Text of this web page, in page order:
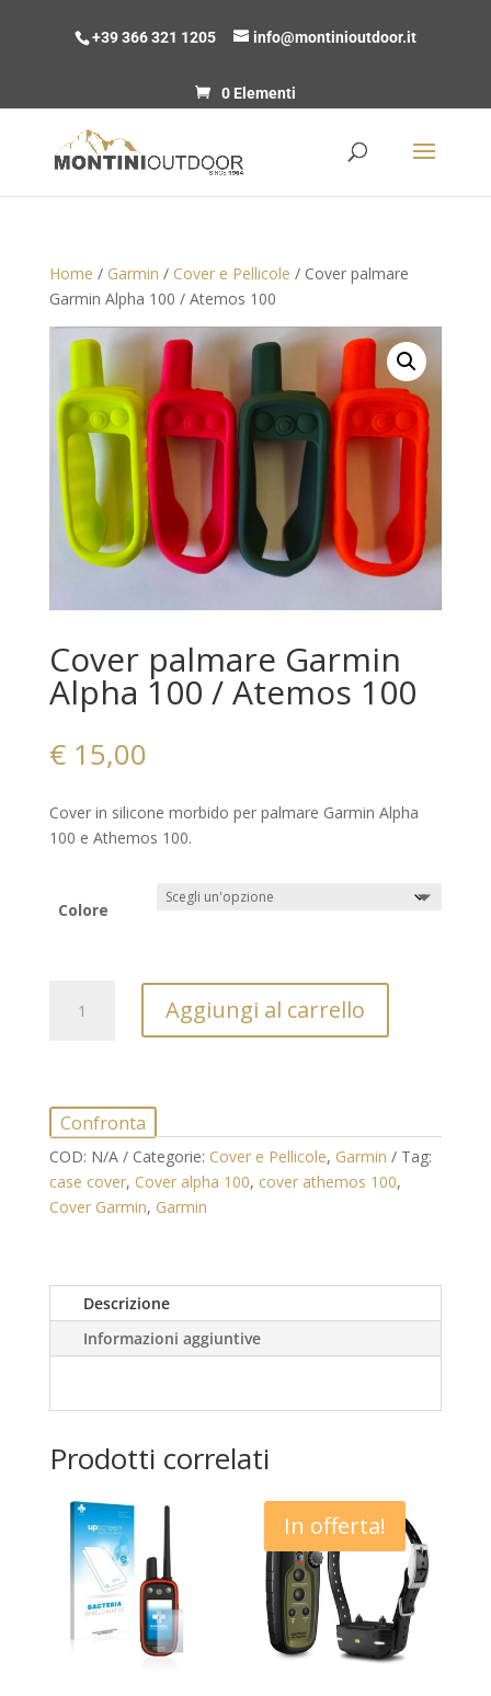
+39 366 321 1205 info@montinioutdoor.it
0 Elementi
Home / Garmin / Cover e Pellicole / Cover palmare
Garmin Alpha 100 / Atemos 100
Cover palmare Garmin
Alpha 100 / Atemos 100
€15,00
Cover in silicone morbido per palmare Garmin Alpha
100 e Athemos 100.
Colore
palmare
Atemos
100
quantità
Aggiungi al carrello
Confronta
COD: N/A Categorie: Cover e Pellicole, Garmin
Tag:
case cover, Cover alpha 100, cover athemos 100,
Cover Garmin, Garmin
Descrizione
Informazioni aggiuntive
Prodotti correlati
In offerta!